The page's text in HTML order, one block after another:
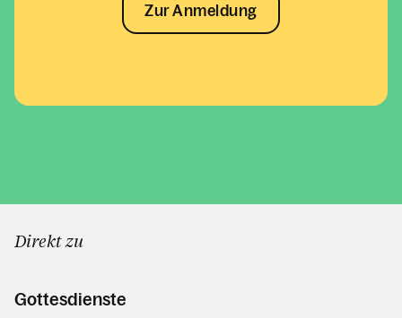
Zur Anmeldung
Direkt zu
Gottesdienste